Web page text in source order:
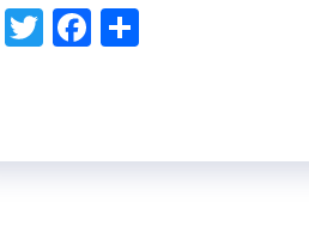
Tw Fac